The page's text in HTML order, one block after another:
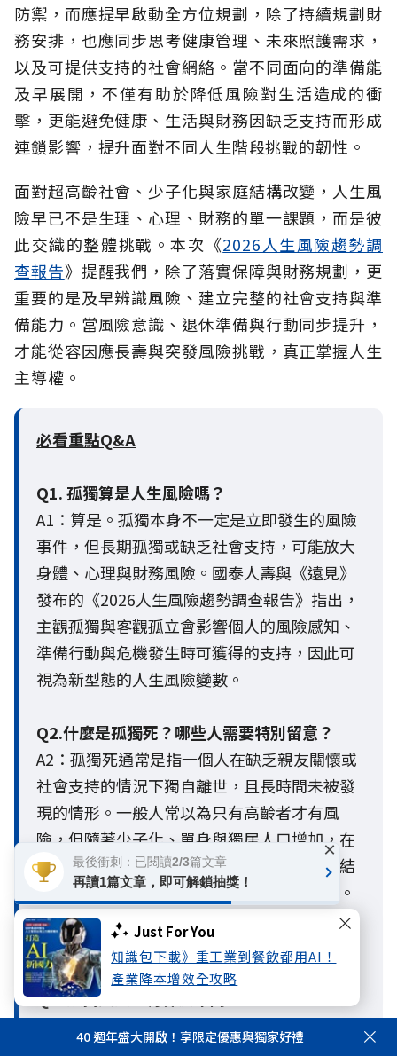
Just For You
知識包下載》重工業到餐飲都用AI！
產業降本增效全攻略
防禦，而應提早啟動全方位規劃，除了持續規劃財
務安排，也應同步思考健康管理、未來照護需求，
以及可提供支持的社會網絡。當不同面向的準備能
及早展開，不僅有助於降低風險對生活造成的衝
擊，更能避免健康、生活與財務因缺乏支持而形成
連鎖影響，提升面對不同人生階段挑戰的韌性。
面對超高齡社會、少子化與家庭結構改變，人生風
險早已不是生理、心理、財務的單一課題，而是彼
此交織的整體挑戰。本次《2026人生風險趨勢調
查報告》提醒我們，除了落實保障與財務規劃，更
重要的是及早辨識風險、建立完整的社會支持與準
備能力。當風險意識、退休準備與行動同步提升，
才能從容因應長壽與突發風險挑戰，真正掌握人生
主導權。
必看重點Q&A
Q1. 孤獨算是人生風險嗎？
A1：算是。孤獨本身不一定是立即發生的風險
事件，但長期孤獨或缺乏社會支持，可能放大
身體、心理與財務風險。國泰人壽與《遠見》
發布的《2026人生風險趨勢調查報告》指出，
主觀孤獨與客觀孤立會影響個人的風險感知、
準備行動與危機發生時可獲得的支持，因此可
視為新型態的人生風險變數。
Q2.什麼是孤獨死？哪些人需要特別留意？
A2：孤獨死通常是指一個人在缺乏親友關懷或
社會支持的情況下獨自離世，且長時間未被發
現的情形。一般人常以為只有高齡者才有風
險，但隨著少子化、單身與獨居人口增加，在
超高齡社會中，長期處於客觀孤立、社會連結
薄弱或缺乏支持網絡的人，都面臨較高風險。
這也警示現代人，老後生活防護網的建構必須
提早啟動。
Q3. 孤獨與孤立有什麼不同？
A3：孤獨與孤立最大的不同，在於孤獨是主觀
的心理感受，孤立則是客觀的社會連結狀態。
40 週年盛大開啟！享限定優惠與獨家好禮
最後衝刺：已閱讀2/3篇文章
再讀1篇文章，即可解鎖抽獎！
×